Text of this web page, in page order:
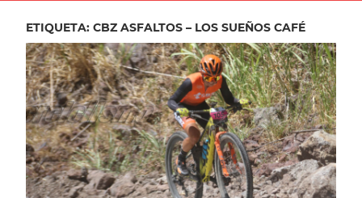
ETIQUETA: CBZ ASFALTOS – LOS SUEÑOS CAFÉ